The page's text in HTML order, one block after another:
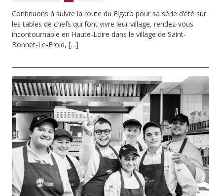
Continuons à suivre la route du Figaro pour sa série d’été sur
les tables de chefs qui font vivre leur village, rendez-vous
incontournable en Haute-Loire dans le village de Saint-
Bonnet-Le-Froid, […]